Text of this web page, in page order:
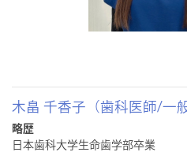
木畠 千香子（歯科医師/一
略歴
日本歯科大学生命歯学部卒業